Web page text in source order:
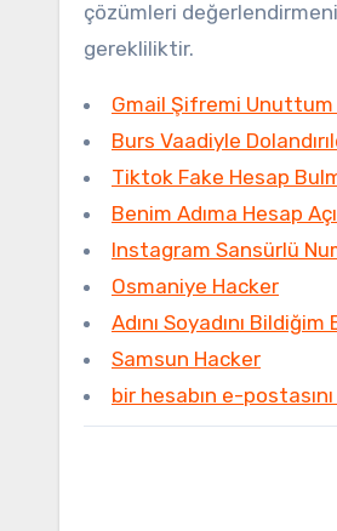
çözümleri
gerekliliktir.
Gmail Şifremi Unuttum
Burs Vaadiyle
Tiktok Fake Hesap
Benim Adıma Hesap
Instagram Sansürlü
Osmaniye Hacker
Adını Soyadını
Samsun Hacker
bir hesabın e-